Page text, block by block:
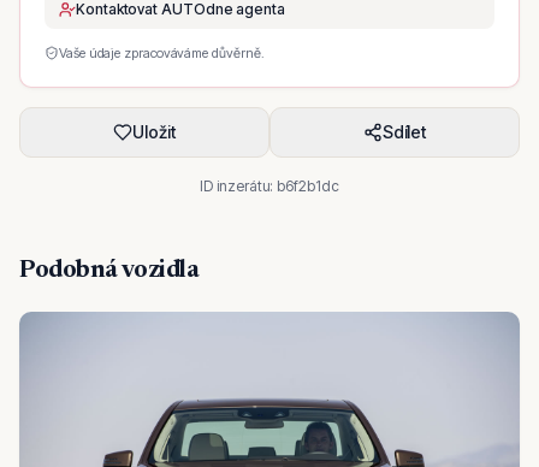
Kontaktovat AUTOdne agenta
Vaše údaje zpracováváme důvěrně.
Uložit Sdílet
ID inzerátu: b6f2b1dc
Podobná vozidla